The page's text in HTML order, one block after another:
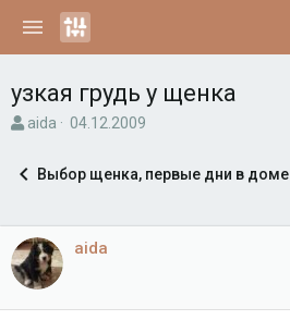
узкая грудь у щенка
А
о
т
е
м
ы
aida
Д
а
а
ч
а
04.12.2009
Выбор щенка, первые дни в доме
aida